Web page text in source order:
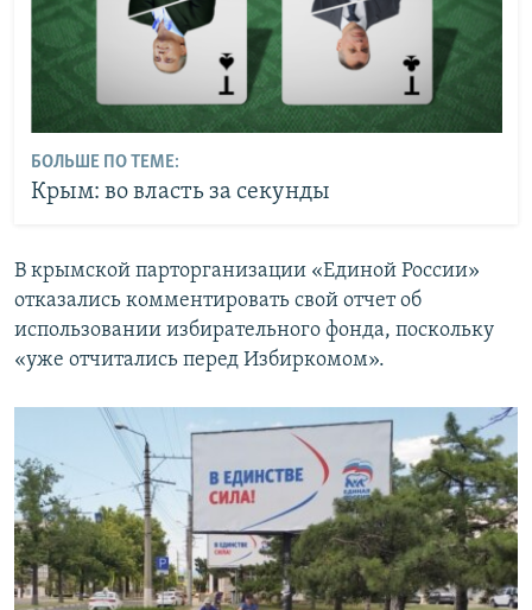
БОЛЬШЕ ПО ТЕМЕ:
Крым: во власть за секунды
В крымской парторганизации «Единой России»
отказались комментировать свой отчет об
использовании избирательного фонда, поскольку
«уже отчитались перед Избиркомом».